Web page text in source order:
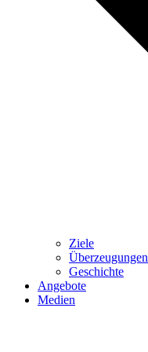
Ziele
Überzeugungen
Geschichte
Angebote
Medien